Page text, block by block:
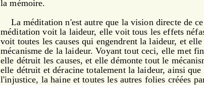
la mémoire.
La méditation n'est autre que la vision directe de
méditation voit la laideur, elle voit tous les effets
voit toutes les causes qui engendrent la laideur, et
mécanisme de la laideur. Voyant tout ceci, elle met
elle détruit les causes, et elle démonte tout le
elle détruit et déracine totalement la laideur, ainsi que
l'injustice, la haine et toutes les autres folies créées